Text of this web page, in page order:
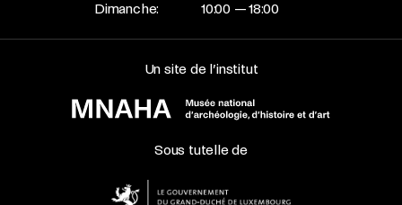
Dimanche:
10:00 — 18:00
Un site de l’institut
Sous tutelle de